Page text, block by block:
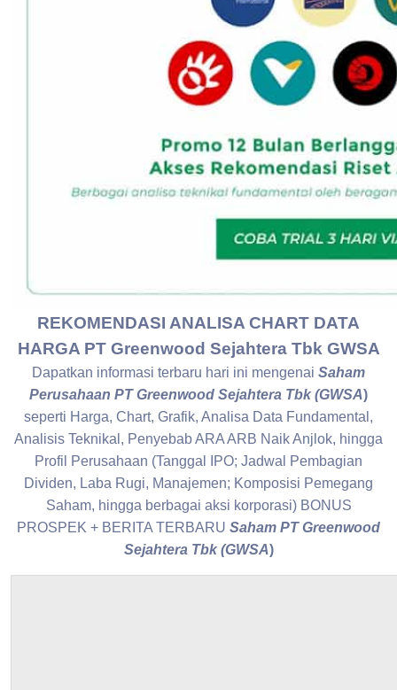
REKOMENDASI ANALISA CHART DATA
HARGA PT Greenwood Sejahtera Tbk GWSA
Dapatkan informasi terbaru hari ini mengenai Saham
Perusahaan PT Greenwood Sejahtera Tbk (GWSA)
seperti Harga, Chart, Grafik, Analisa Data Fundamental,
Analisis Teknikal, Penyebab ARA ARB Naik Anjlok, hingga
Profil Perusahaan (Tanggal IPO; Jadwal Pembagian
Dividen, Laba Rugi, Manajemen; Komposisi Pemegang
Saham, hingga berbagai aksi korporasi) BONUS
PROSPEK + BERITA TERBARU Saham PT Greenwood
Sejahtera Tbk (GWSA)